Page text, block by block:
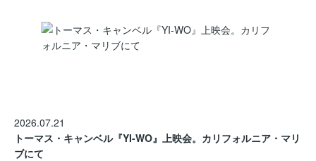
2026.07.21
トーマス・キャンベル『YI-WO』上映会。カリフォルニア・マリ
ブにて